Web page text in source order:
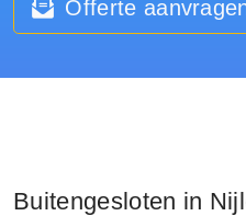
Offerte
Buitengesloten in